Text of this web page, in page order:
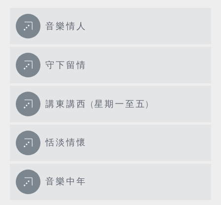
音樂情人
守下留情
講東講西 (星期一至五)
恬淡情懷
音樂中年